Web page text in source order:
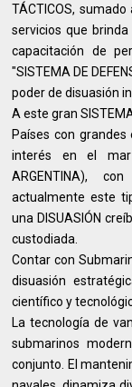
TÁCTICOS,
servicios que
capacitación de
"SISTEMA DE
poder de disuasión
A este gran
Países con
interés en el
ARGENTINA),
actualmente este
una DISUASIÓN
custodiada.
Contar con
disuasión
científico y
La tecnología de
submarinos
conjunto. El